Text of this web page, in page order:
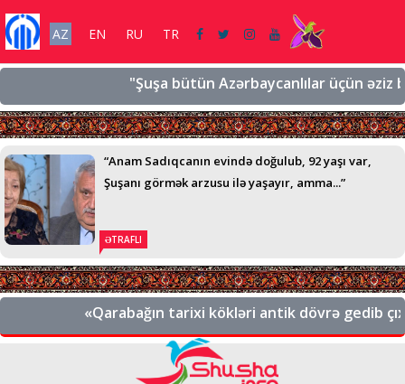
AZ EN RU TR
"Şuşa bütün Azərbaycanlılar üçün əziz
“Anam Sadıqcanın evində doğulub, 92 yaşı var,
Şuşanı görmək arzusu ilə yaşayır, amma...”
ƏTRAFLI
«Qarabağın tarixi kökləri antik dövrə gedib